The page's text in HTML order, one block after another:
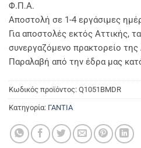
Φ.Π.Α.
Αποστολή σε 1-4 εργάσιμες
Για αποστολές εκτός Αττικής,
συνεργαζόμενο πρακτορείο
Παραλαβή από την έδρα μας
Κωδικός προϊόντος: Q1051BMDR
Κατηγορία: ΓΑΝΤΙΑ